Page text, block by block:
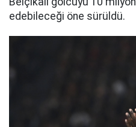
edebileceği öne sürüldü.